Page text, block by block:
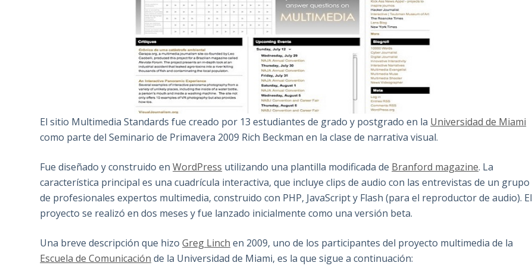
El sitio Multimedia Standards fue creado por 13 estudiantes de grado y postgrado en la Universidad de Miami
como parte del Seminario de Primavera 2009 Rich Beckman en la clase de narrativa visual.
Fue diseñado y construido enWordPress utilizando una plantilla modificada de Branford magazine. La
característica principal es una cuadrícula interactiva, que incluye clips de audio con las entrevistas de un grupo
de profesionales expertos multimedia, construido con PHP, JavaScript y Flash (para el reproductor de audio). El
proyecto se realizó en dos meses y fue lanzado inicialmente como una versión beta.
Una breve descripción que hizoGreg Linch en 2009, uno de los participantes del proyecto multimedia de la
Escuela de Comunicación de la Universidad de Miami, es la que sigue a continuación: